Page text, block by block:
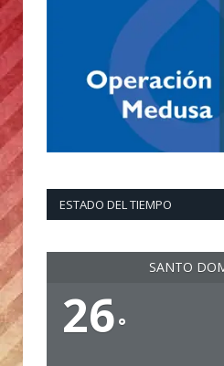
ESTADO DEL TIEMPO
SANTO
26°